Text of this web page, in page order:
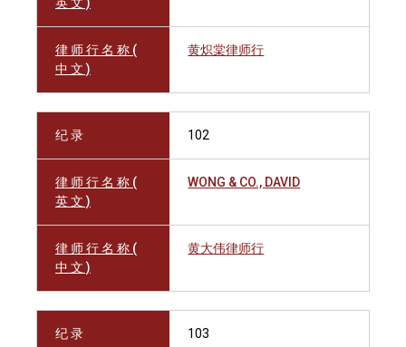
律 师 行 名 称 (
中 文 )
黄炽棠律师行
纪 录 102
律 师 行 名 称 (
英 文 )
WONG & CO., DAVID
律 师 行 名 称 (
中 文 )
黄大伟律师行
纪 录 103